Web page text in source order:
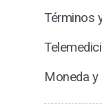
Términos
Moneda y